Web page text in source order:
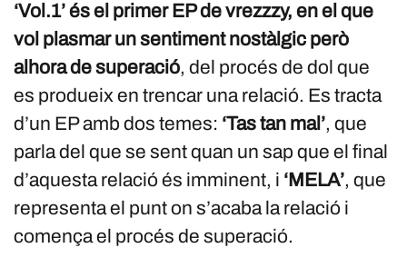
‘Vol.1’ és el primer EP de vrezzzy, en el que
vol plasmar un sentiment nostàlgic però
alhora de superació, del procés de dol que
es produeix en trencar una relació. Es tracta
d’un EP amb dos temes: ‘Tas tan mal’, que
parla del que se sent quan un sap que el final
d’aquesta relació és imminent, i ‘MELA’, que
representa el punt on s’acaba la relació i
comença el procés de superació.